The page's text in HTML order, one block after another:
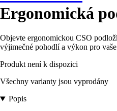
Ergonomická
Objevte ergonomickou CSO
výjimečné pohodlí a výkon pro
Produkt není k dispozici
Všechny varianty jsou vyprodány
Popis